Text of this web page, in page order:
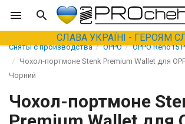
СЛАВА УКРАЇНІ - ГЕРОЯМ
Сняты с производства OPPO
OPPO Reno15
Чохол-портмоне Stenk Premium Wallet для
Чорний
Чохол-портмоне